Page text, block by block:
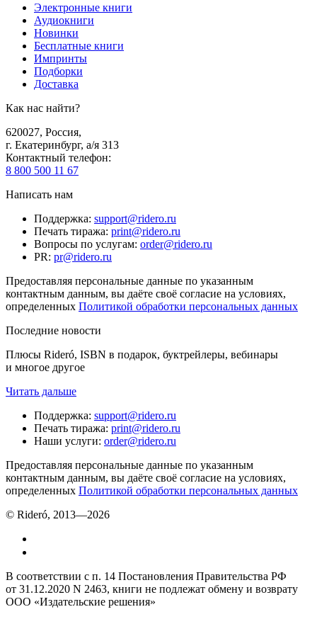
Электронные книги
Аудиокниги
Новинки
Бесплатные книги
Импринты
Подборки
Доставка
Как нас найти?
620027, Россия,
г. Екатеринбург, а/я 313
Контактный телефон:
8 800 500 11 67
Написать нам
Поддержка: support@ridero.ru
Печать тиража: print@ridero.ru
Вопросы по услугам: order@ridero.ru
PR: pr@ridero.ru
Предоставляя персональные данные по указанным
контактным данным, вы даёте своё согласие на условиях,
определенных Политикой обработки персональных данных
Последние новости
Плюсы Rideró, ISBN в подарок, буктрейлеры, вебинары
и многое другое
Читать дальше
Поддержка: support@ridero.ru
Печать тиража: print@ridero.ru
Наши услуги: order@ridero.ru
Предоставляя персональные данные по указанным
контактным данным, вы даёте своё согласие на условиях,
определенных Политикой обработки персональных данных
© Rideró, 2013—2026
В соответствии с п. 14 Постановления Правительства РФ
от 31.12.2020 N 2463, книги не подлежат обмену и возврату
ООО «Издательские решения»